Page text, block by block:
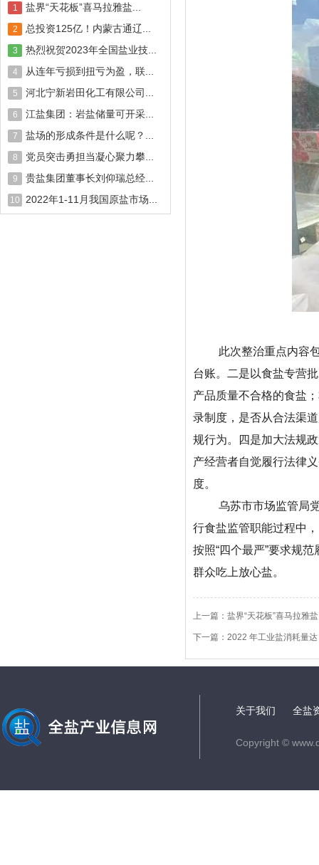
1 盐界“天花板”喜马拉雅盐...
2 总投资125亿！内蒙古通辽...
3 热烈祝贺2023年全国盐业技...
4 从连年亏损到扭亏为盈，联...
5 河北宁新岩田化工有限公司...
6 江盐集团：岩盐储量可开采...
7 盐场的形成条件是什么呢？...
8 党员突击勇担当凝心聚力攀...
9 贵盐集团董事长刘仰瑞总经...
10 2022年1-11月我国原盐市场...
此次整治重点内容
台账。二是以食盐专营
产品质量不合格的食盐
录制度，是否从合法渠
规行为。四是加大法规
产经营者自觉履行法律
度。
乌苏市市场监管局
行食盐监管职能过程中
按照“四个最严”要求规
群众吃上放心盐。
上一篇： 盐界“天花板”喜马拉雅
下一篇： 2022 年工业盐消耗量
关于我们 全盐
Copyright ©